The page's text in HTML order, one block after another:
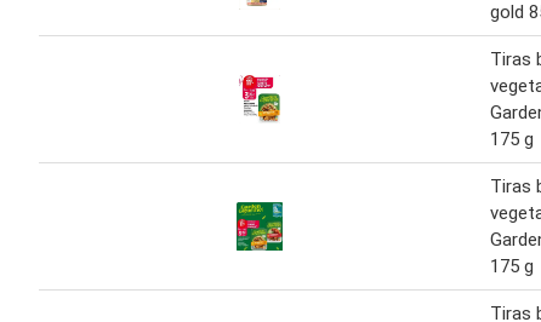
gold
Tiras
175 g
Tiras
175 g
Tiras